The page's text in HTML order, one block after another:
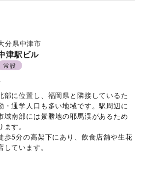
分県中津市
津駅ビル
常設
部に位置し、福岡県と隣接しているた
・通学人口も多い地域です。駅周辺に
域南部には景勝地の耶馬渓があるため
す。
歩5分の高架下にあり、飲食店舗や生花
ています。